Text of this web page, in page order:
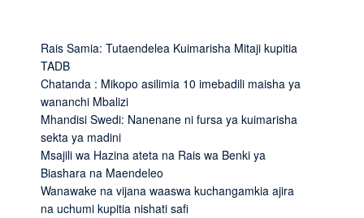
Rais Samia: Tutaendelea Kuimarisha Mitaji kupitia
TADB
Chatanda : Mikopo asilimia 10 imebadili maisha ya
wananchi Mbalizi
Mhandisi Swedi: Nanenane ni fursa ya kuimarisha
sekta ya madini
Msajili wa Hazina ateta na Rais wa Benki ya
Biashara na Maendeleo
Wanawake na vijana waaswa kuchangamkia ajira
na uchumi kupitia nishati safi